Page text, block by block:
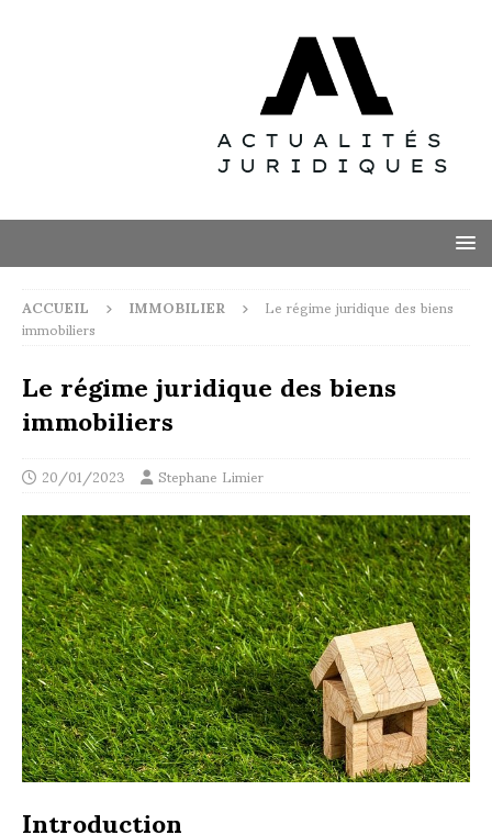
ACCUEIL IMMOBILIER Le régime juridique des biens
immobiliers
Le régime juridique des biens
immobiliers
20/01/2023 Stephane Limier